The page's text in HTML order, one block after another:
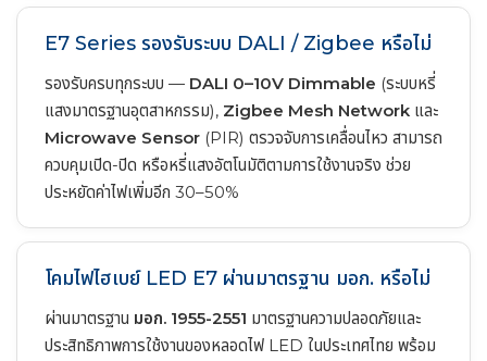
E7 Series รองรับระบบ DALI / Zigbee หรือไม่
รองรับครบทุกระบบ — DALI 0–10V Dimmable (ระบบหรี่
แสงมาตรฐานอุตสาหกรรม), Zigbee Mesh Network และ
Microwave Sensor (PIR) ตรวจจับการเคลื่อนไหว สามารถ
ควบคุมเปิด-ปิด หรือหรี่แสงอัตโนมัติตามการใช้งานจริง ช่วย
ประหยัดค่าไฟเพิ่มอีก 30–50%
โคมไฟไฮเบย์ LED E7 ผ่านมาตรฐาน มอก. หรือไม่
ผ่านมาตรฐาน มอก. 1955-2551 มาตรฐานความปลอดภัยและ
ประสิทธิภาพการใช้งานของหลอดไฟ LED ในประเทศไทย พร้อม